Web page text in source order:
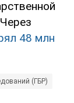
48 млн
(ГБР)